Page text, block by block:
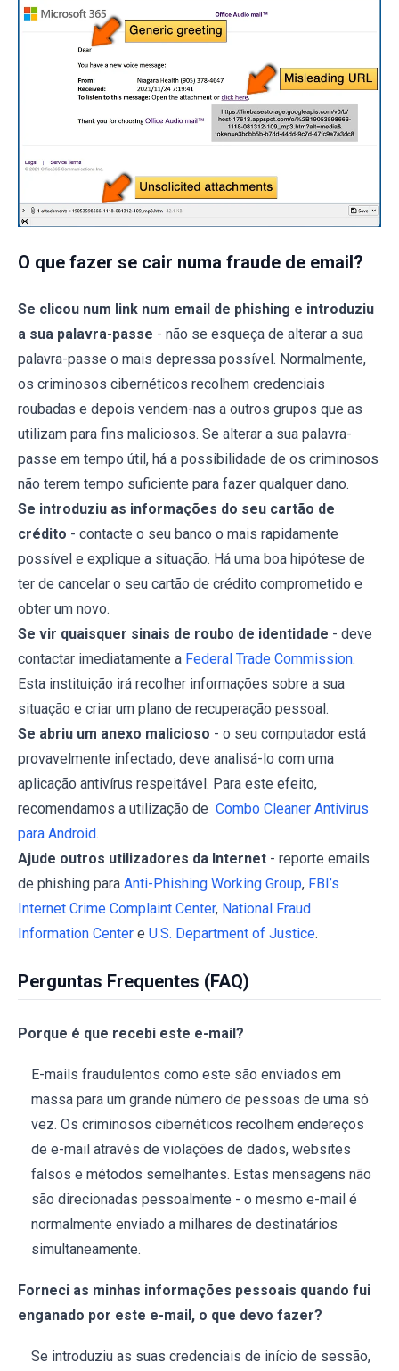
O que fazer se cair numa fraude de email?
Se clicou num link num email de phishing e introduziu
a sua palavra-passe - não se esqueça de alterar a sua
palavra-passe o mais depressa possível. Normalmente,
os criminosos cibernéticos recolhem credenciais
roubadas e depois vendem-nas a outros grupos que as
utilizam para fins maliciosos. Se alterar a sua palavra-
passe em tempo útil, há a possibilidade de os criminosos
não terem tempo suficiente para fazer qualquer dano.
Se introduziu as informações do seu cartão de
crédito - contacte o seu banco o mais rapidamente
possível e explique a situação. Há uma boa hipótese de
ter de cancelar o seu cartão de crédito comprometido e
obter um novo.
Se vir quaisquer sinais de roubo de identidade - deve
contactar imediatamente a Federal Trade Commission.
Esta instituição irá recolher informações sobre a sua
situação e criar um plano de recuperação pessoal.
Se abriu um anexo malicioso - o seu computador está
provavelmente infectado, deve analisá-lo com uma
aplicação antivírus respeitável. Para este efeito,
recomendamos a utilização de Combo Cleaner Antivirus
para Android.
Ajude outros utilizadores da Internet - reporte emails
de phishing para Anti-Phishing Working Group, FBI’s
Internet Crime Complaint Center, National Fraud
Information Center e U.S. Department of Justice.
Perguntas Frequentes (FAQ)
Porque é que recebi este e-mail?
E-mails fraudulentos como este são enviados em
massa para um grande número de pessoas de uma só
vez. Os criminosos cibernéticos recolhem endereços
de e-mail através de violações de dados, websites
falsos e métodos semelhantes. Estas mensagens não
são direcionadas pessoalmente - o mesmo e-mail é
normalmente enviado a milhares de destinatários
simultaneamente.
Forneci as minhas informações pessoais quando fui
enganado por este e-mail, o que devo fazer?
Se introduziu as suas credenciais de início de sessão,